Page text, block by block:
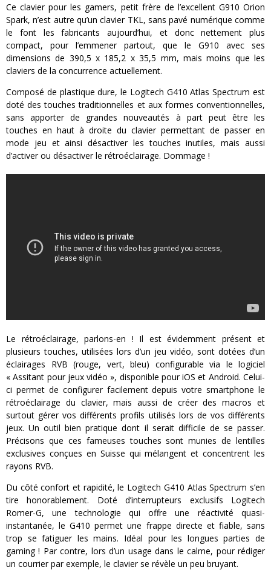
Ce clavier pour les gamers, petit frère de l’excellent G910 Orion
Spark, n’est autre qu’un clavier TKL, sans pavé numérique comme
le font les fabricants aujourd’hui, et donc nettement plus
compact, pour l’emmener partout, que le G910 avec ses
dimensions de 390,5 x 185,2 x 35,5 mm, mais moins que les
claviers de la concurrence actuellement.
Composé de plastique dure, le Logitech G410 Atlas Spectrum est
doté des touches traditionnelles et aux formes conventionnelles,
sans apporter de grandes nouveautés à part peut être les
touches en haut à droite du clavier permettant de passer en
mode jeu et ainsi désactiver les touches inutiles, mais aussi
d’activer ou désactiver le rétroéclairage. Dommage !
Le rétroéclairage, parlons-en ! Il est évidemment présent et
plusieurs touches, utilisées lors d’un jeu vidéo, sont dotées d’un
éclairages RVB (rouge, vert, bleu) configurable via le logiciel
« Assitant pour jeux vidéo », disponible pour iOS et Android. Celui-
ci permet de configurer facilement depuis votre smartphone le
rétroéclairage du clavier, mais aussi de créer des macros et
surtout gérer vos différents profils utilisés lors de vos différents
jeux. Un outil bien pratique dont il serait difficile de se passer.
Précisons que ces fameuses touches sont munies de lentilles
exclusives conçues en Suisse qui mélangent et concentrent les
rayons RVB.
Du côté confort et rapidité, le Logitech G410 Atlas Spectrum s’en
tire honorablement. Doté d’interrupteurs exclusifs Logitech
Romer-G, une technologie qui offre une réactivité quasi-
instantanée, le G410 permet une frappe directe et fiable, sans
trop se fatiguer les mains. Idéal pour les longues parties de
gaming ! Par contre, lors d’un usage dans le calme, pour rédiger
un courrier par exemple, le clavier se révèle un peu bruyant.